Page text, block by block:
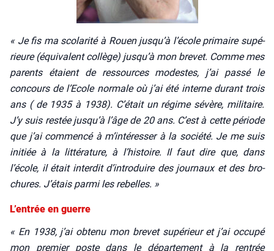
« Je fis ma sco­la­ri­té à Rouen jusqu’à l’école pri­maire supé­
rieure (équi­valent col­lège) jusqu’à mon bre­vet. Comme mes
parents étaient de res­sources modestes, j’ai pas­sé le
concours de l’Ecole nor­male où j’ai été interne durant trois
ans ( de 1935 à 1938). C’était un régime sévère, mili­taire.
J’y suis res­tée jusqu’à l’âge de 20 ans. C’est à cette période
que j’ai com­men­cé à m’intéresser à la socié­té. Je me suis
ini­tiée à la lit­té­ra­ture, à l’histoire. Il faut dire que, dans
l’école, il était inter­dit d’introduire des jour­naux et des bro­
chures. J’étais par­mi les rebelles. »
L’entrée en guerre
« En 1938, j’ai obte­nu mon bre­vet supé­rieur et j’ai occu­pé
mon pre­mier poste dans le dépar­te­ment à la ren­trée